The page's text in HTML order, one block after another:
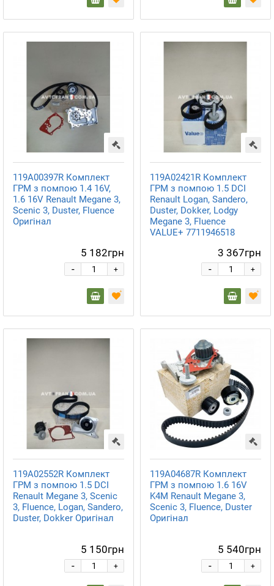
119A00397R Комплект
ГРМ з помпою 1.4 16V,
1.6 16V Renault Megane 3,
Scenic 3, Duster, Fluence
Оригінал
5 182грн
+
-
119A02421R Комплект
ГРМ з помпою 1.5 DCI
Renault Logan, Sandero,
Duster, Dokker, Lodgy
Megane 3, Fluence
VALUE+ 7711946518
3 367грн
+
-
119A02552R Комплект
ГРМ з помпою 1.5 DCI
Renault Megane 3, Scenic
3, Fluence, Logan, Sandero,
Duster, Dokker Оригінал
5 150грн
+
-
119A04687R Комплект
ГРМ з помпою 1.6 16V
K4M Renault Megane 3,
Scenic 3, Fluence, Duster
Оригінал
5 540грн
+
-